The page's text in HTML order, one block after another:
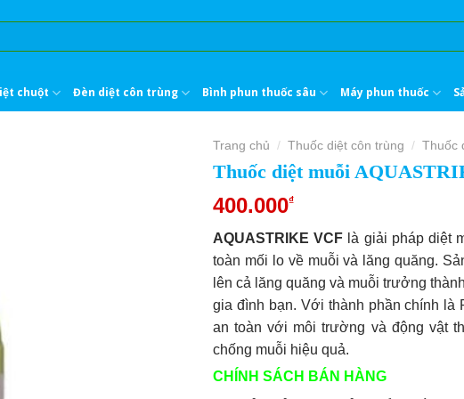
chuột Đèn diệt côn trùng Bình phun thuốc sâu Máy phun thuốc
Trang chủ / Thuốc diệt côn trùng / Thuốc
Thuốc diệt muỗi
400.000₫
AQUASTRIKE VCF là giải pháp diệt
toàn mối lo về muỗi và lăng quăng.
lên cả lăng quăng và muỗi trưởng
gia đình bạn. Với thành phần chính là
an toàn với môi trường và động vật
chống muỗi hiệu quả.
CHÍNH SÁCH BÁN HÀNG